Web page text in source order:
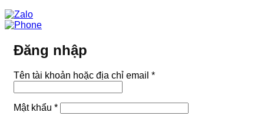
Đăng nhập
Tên tài khoản hoặc địa chỉ email *Bắt
Mật khẩu *Bắt